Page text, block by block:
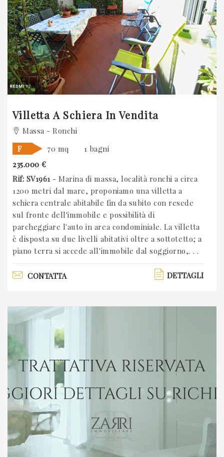
Villetta A Schiera In Vendita
Massa - Ronchi
F
70 mq
1 bagni
235.000 €
Rif: SV1961 - Marina di massa, località ronchi a circa
1200 metri dal mare, proponiamo una villetta a
schiera centrale abitabile fin da subito con resede
sul fronte dell'immobile e possibilità di
parcheggiare l'auto in area condominiale. La villetta
è disposta su due livelli abitativi oltre a sottotetto; a
piano terra si accede all'immobile dal soggiorno,. . .
CONTATTA DETTAGLI